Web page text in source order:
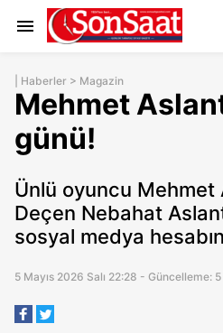
Haberler > Magazin
Mehmet
günü!
Ünlü oyuncu Mehmet
Deçen Nebahat
sosyal medya
5 Mayıs 2026 Salı 22:28 - Güncelleme: